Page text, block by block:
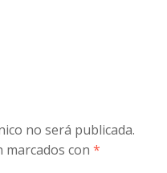
no será publicada.
marcados con*